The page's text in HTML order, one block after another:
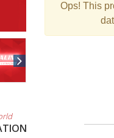
2
9
Ops! This